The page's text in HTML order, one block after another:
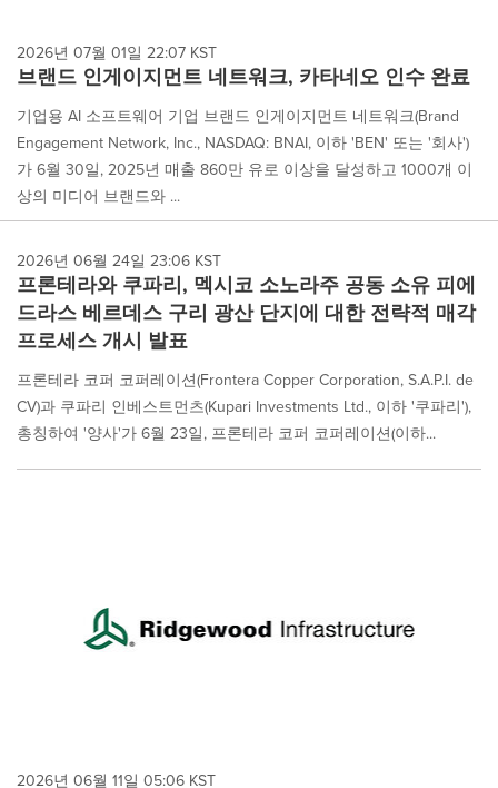
2026년 07월 01일 22:07 KST
브랜드 인게이지먼트 네트워크, 카타네오 인수 완료
기업용 AI 소프트웨어 기업 브랜드 인게이지먼트 네트워크(Brand
Engagement Network, Inc., NASDAQ: BNAI, 이하 'BEN' 또는 '회사')
가 6월 30일, 2025년 매출 860만 유로 이상을 달성하고 1000개 이
상의 미디어 브랜드와 ...
2026년 06월 24일 23:06 KST
프론테라와 쿠파리, 멕시코 소노라주 공동 소유 피에
드라스 베르데스 구리 광산 단지에 대한 전략적 매각
프로세스 개시 발표
프론테라 코퍼 코퍼레이션(Frontera Copper Corporation, S.A.P.I. de
CV)과 쿠파리 인베스트먼츠(Kupari Investments Ltd., 이하 '쿠파리'),
총칭하여 '양사'가 6월 23일, 프론테라 코퍼 코퍼레이션(이하...
2026년 06월 11일 05:06 KST